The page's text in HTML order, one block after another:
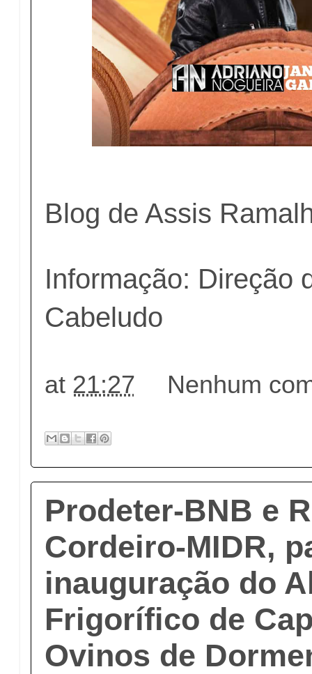
Blog de Assis
Informação: Direção
Cabeludo
at 21:27 Nenhum
Prodeter-BNB e
Cordeiro-MIDR,
inauguração do
Frigorífico de
Ovinos de